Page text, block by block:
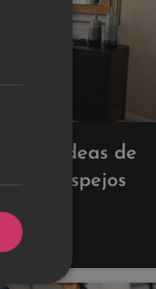
estas ideas de
con espejos
tus